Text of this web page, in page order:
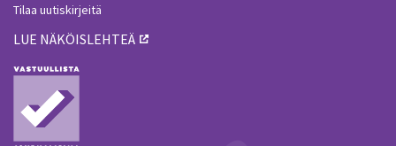
Tilaa uutiskirjeitä
LUE NÄKÖISLEHTEÄ